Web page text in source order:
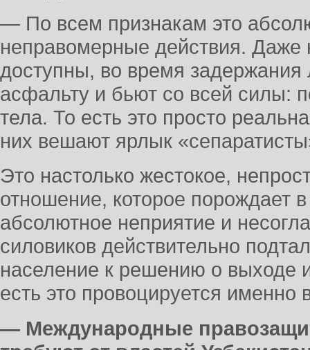
— По всем признакам это
неправомерные действия. Даже
доступны, во время задержания
асфальту и бьют со всей силы:
тела. То есть это просто
них вешают ярлык
Это настолько жестокое,
отношение, которое порождает
абсолютное неприятие и
силовиков действительно
население к решению о выходе
есть это провоцируется именно
— Международные